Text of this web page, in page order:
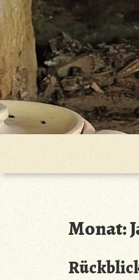
Zum
Inhalt
springen
Monat: